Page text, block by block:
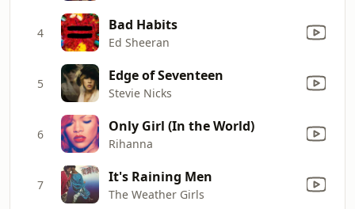
4 Bad Habits
Ed Sheeran
5 Edge of Seventeen
Stevie Nicks
6 Only Girl (In the World)
Rihanna
7 It's Raining Men
The Weather Girls